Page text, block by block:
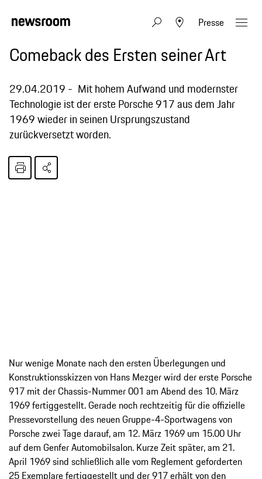
Presse
Comeback des Ersten seiner Art
29.04.2019
Mit hohem Aufwand und modernster
Technologie ist der erste Porsche 917 aus dem Jahr
1969 wieder in seinen Ursprungszustand
zurückversetzt worden.
Nur wenige Monate nach den ersten Überlegungen und
Konstruktionsskizzen von Hans Mezger wird der erste Porsche
917 mit der Chassis-Nummer 001 am Abend des 10. März
1969 fertiggestellt. Gerade noch rechtzeitig für die offizielle
Pressevorstellung des neuen Gruppe-4-Sportwagens von
Porsche zwei Tage darauf, am 12. März 1969 um 15.00 Uhr
auf dem Genfer Automobilsalon. Kurze Zeit später, am 21.
April 1969 sind schließlich alle vom Reglement geforderten
25 Exemplare fertiggestellt und der 917 erhält von den